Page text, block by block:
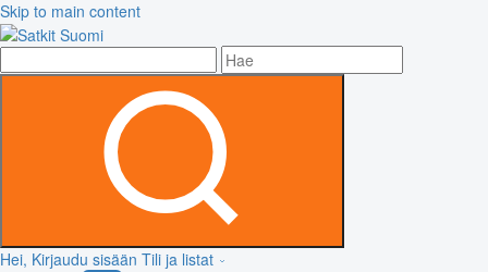
Skip to main content
Hei, Kirjaudu sisään Tili ja listat